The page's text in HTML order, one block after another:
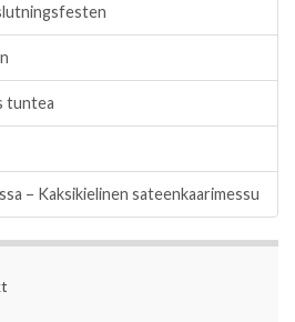
tuntea
– Kaksikielinen sateenkaarimessu